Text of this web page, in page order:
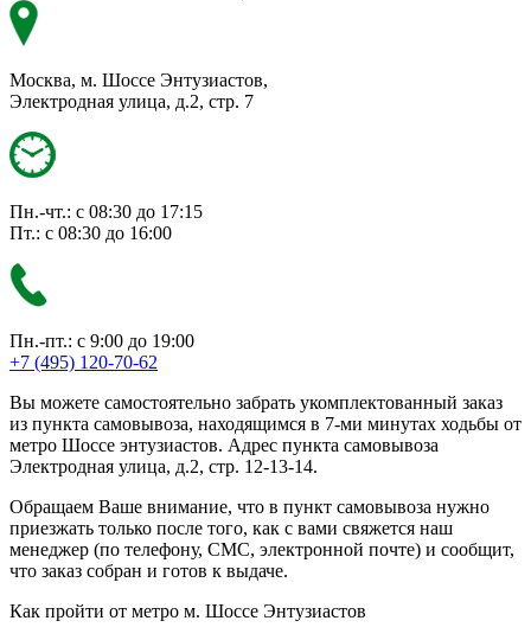
Москва, м. Шоссе Энтузиастов,
Электродная улица, д.2, стр. 7
Пн.-чт.: с 08:30 до 17:15
Пт.: с 08:30 до 16:00
Пн.-пт.: с 9:00 до 19:00
+7 (495) 120-70-62
Вы можете самостоятельно забрать укомплектованный заказ
из пункта самовывоза, находящимся в 7-ми минутах ходьбы от
метро Шоссе энтузиастов. Адрес пункта самовывоза
Электродная улица, д.2, стр. 12-13-14.
Обращаем Ваше внимание, что в пункт самовывоза нужно
приезжать только после того, как с вами свяжется наш
менеджер (по телефону, СМС, электронной почте) и сообщит,
что заказ собран и готов к выдаче.
Как пройти от метро м. Шоссе Энтузиастов